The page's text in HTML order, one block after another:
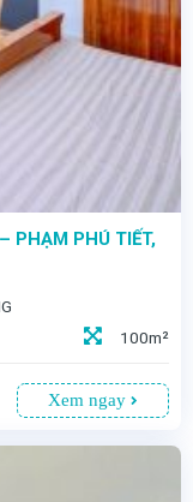
PHẠM PHÚ TIẾT,
100m²
Xem ngay